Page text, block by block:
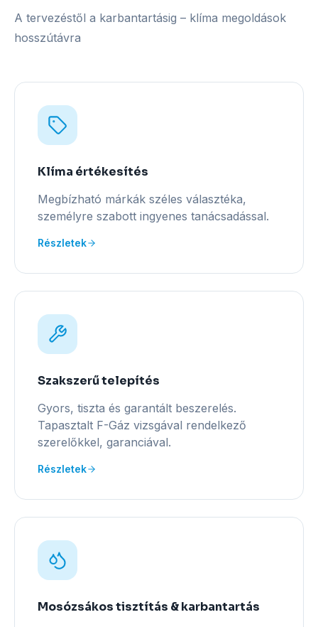
A tervezéstől a karbantartásig – klíma megoldások
hosszútávra
Klíma értékesítés
Megbízható márkák széles választéka,
személyre szabott ingyenes tanácsadással.
Részletek
Szakszerű telepítés
Gyors, tiszta és garantált beszerelés.
Tapasztalt F-Gáz vizsgával rendelkező
szerelőkkel, garanciával.
Részletek
Mosózsákos tisztítás & karbantartás